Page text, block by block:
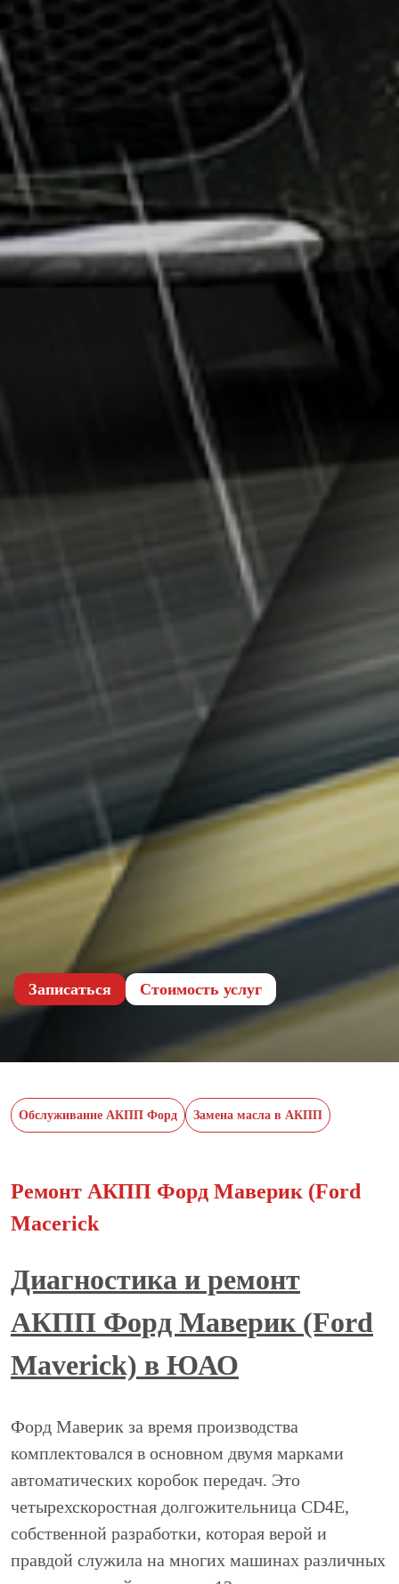
Записаться Cтоимость услуг
Обслуживание АКПП Форд Замена масла в АКПП
Ремонт АКПП Форд Маверик (Ford
Macerick
Диагностика и ремонт
АКПП Форд Маверик (Ford
Maverick) в ЮАО
Форд Маверик за время производства
комплектовался в основном двумя марками
автоматических коробок передач. Это
четырехскоростная долгожительница CD4E,
собственной разработки, которая верой и
правдой служила на многих машинах различных